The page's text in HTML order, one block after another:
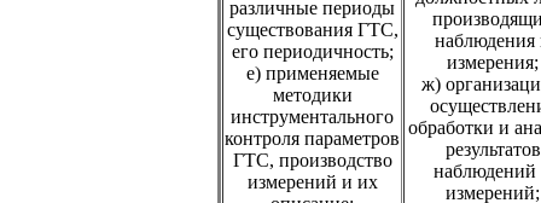
различные периоды
существования ГТС,
его периодичность;
е) применяемые
методики
инструментального
контроля параметров
ГТС, производство
измерений и их
наблюдения
измерения;
ж)
обработки и
результатов
наблюдений
измерений;